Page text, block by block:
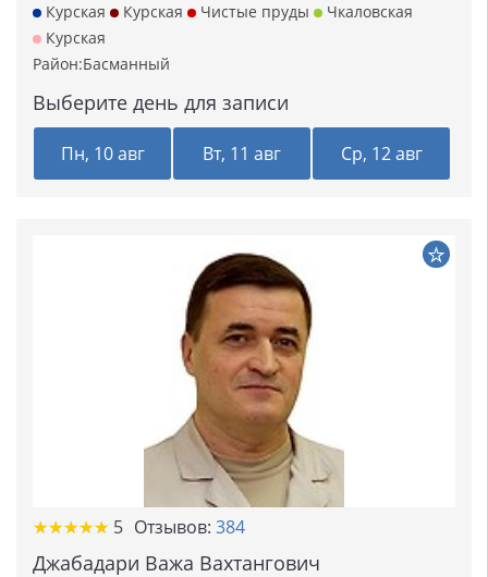
Курская
Курская Чистые пруды
Чкаловская
Курская
Район:Басманный
Выберите день для записи
Пн, 10 авг Вт, 11 авг Ср, 12 авг
★★★★★
★★★★★ 5 Отзывов: 384
Джабадари Важа Вахтангович